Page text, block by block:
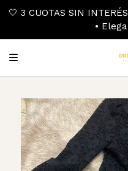
🤍 3 CUOTAS SIN
•